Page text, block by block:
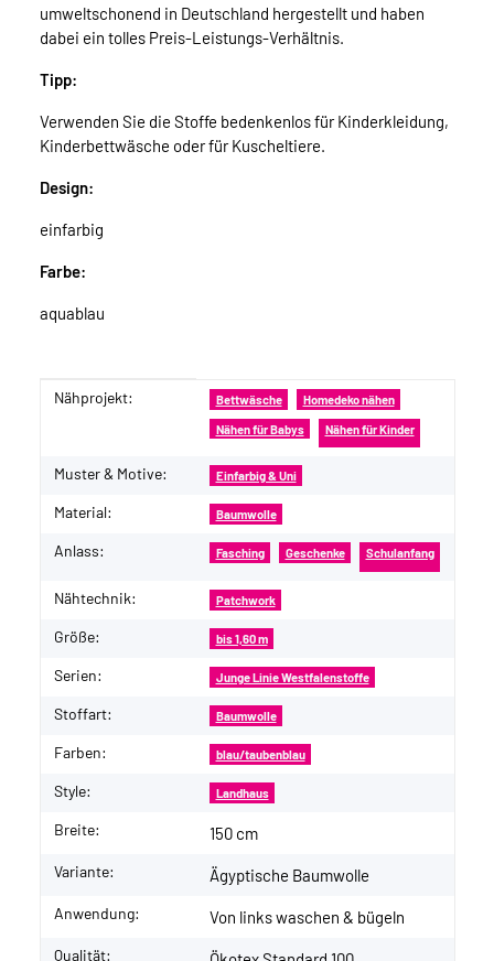
umweltschonend in Deutschland hergestellt und haben
dabei ein tolles Preis-Leistungs-Verhältnis.
Tipp:
Verwenden Sie die Stoffe bedenkenlos für Kinderkleidung,
Kinderbettwäsche oder für Kuscheltiere.
Design:
einfarbig
Farbe:
aquablau
Produkteigenschaft
Wert
Nähprojekt: Bettwäsche Homedeko nähen
Nähen für Babys Nähen für Kinder
Muster & Motive: Einfarbig & Uni
Material: Baumwolle
Anlass: Fasching Geschenke Schulanfang
Nähtechnik: Patchwork
Größe: bis 1,60 m
Serien: Junge Linie Westfalenstoffe
Stoffart: Baumwolle
Farben: blau/taubenblau
Style: Landhaus
Breite: 150 cm
Variante: Ägyptische Baumwolle
Anwendung: Von links waschen & bügeln
Qualität: